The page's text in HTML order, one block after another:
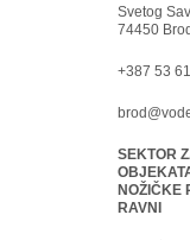
Svetog
74450 Brod
+387 53
SEKTOR
NOŽIČKE
RAVNI